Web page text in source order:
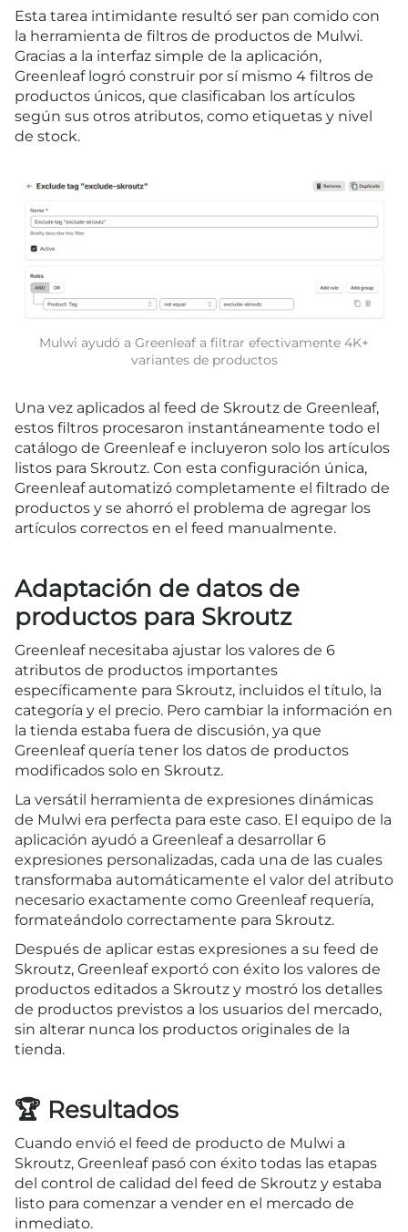
Esta tarea intimidante resultó ser pan comido con
la herramienta de filtros de productos de Mulwi.
Gracias a la interfaz simple de la aplicación,
Greenleaf logró construir por sí mismo 4 filtros de
productos únicos, que clasificaban los artículos
según sus otros atributos, como etiquetas y nivel
de stock.
Mulwi ayudó a Greenleaf a filtrar efectivamente 4K+
variantes de productos
Una vez aplicados al feed de Skroutz de Greenleaf,
estos filtros procesaron instantáneamente todo el
catálogo de Greenleaf e incluyeron solo los artículos
listos para Skroutz. Con esta configuración única,
Greenleaf automatizó completamente el filtrado de
productos y se ahorró el problema de agregar los
artículos correctos en el feed manualmente.
Adaptación de datos de
productos para Skroutz
Greenleaf necesitaba ajustar los valores de 6
atributos de productos importantes
específicamente para Skroutz, incluidos el título, la
categoría y el precio. Pero cambiar la información en
la tienda estaba fuera de discusión, ya que
Greenleaf quería tener los datos de productos
modificados solo en Skroutz.
La versátil herramienta de expresiones dinámicas
de Mulwi era perfecta para este caso. El equipo de la
aplicación ayudó a Greenleaf a desarrollar 6
expresiones personalizadas, cada una de las cuales
transformaba automáticamente el valor del atributo
necesario exactamente como Greenleaf requería,
formateándolo correctamente para Skroutz.
Después de aplicar estas expresiones a su feed de
Skroutz, Greenleaf exportó con éxito los valores de
productos editados a Skroutz y mostró los detalles
de productos previstos a los usuarios del mercado,
sin alterar nunca los productos originales de la
tienda.
🏆 Resultados
Cuando envió el feed de producto de Mulwi a
Skroutz, Greenleaf pasó con éxito todas las etapas
del control de calidad del feed de Skroutz y estaba
listo para comenzar a vender en el mercado de
inmediato.